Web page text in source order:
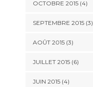
OCTOBRE 2015(4)
SEPTEMBRE 2015(3)
AOÛT 2015(3)
JUILLET 2015(6)
JUIN 2015(4)